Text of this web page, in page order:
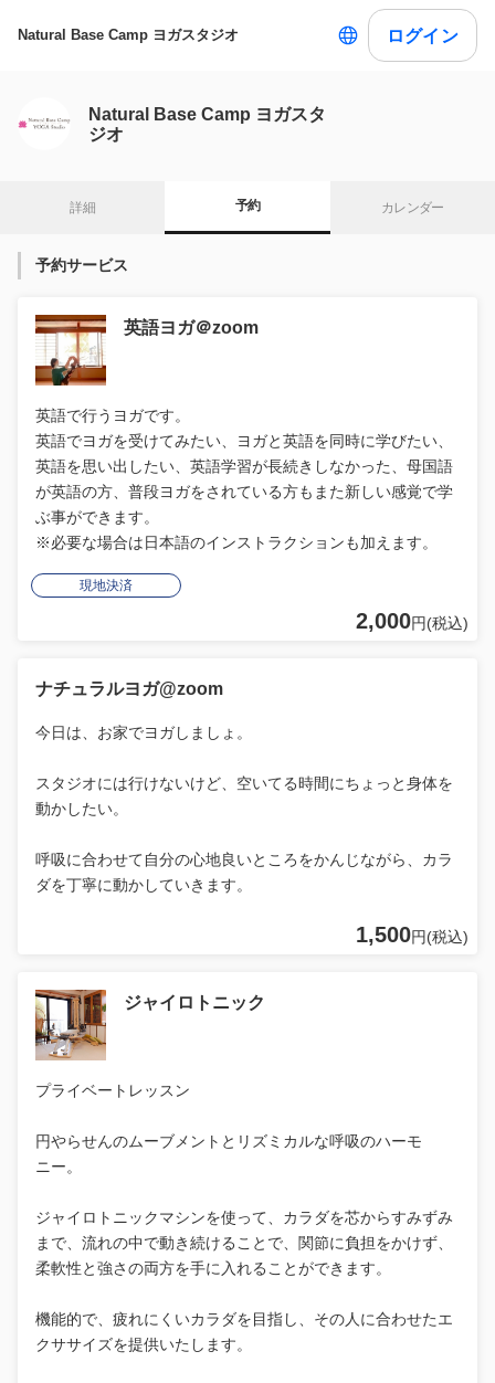
Natural Base Camp ヨガスタジオ ログイン
Natural Base Camp ヨガスタ
ジオ
詳細 予約 カレンダー
予約サービス
英語ヨガ＠zoom
英語で行うヨガです。
英語でヨガを受けてみたい、ヨガと英語を同時に学びたい、
英語を思い出したい、英語学習が長続きしなかった、母国語
が英語の方、普段ヨガをされている方もまた新しい感覚で学
ぶ事ができます。
※必要な場合は日本語のインストラクションも加えます。
現地決済
2,000円(税込)
ナチュラルヨガ@zoom
今日は、お家でヨガしましょ。
スタジオには行けないけど、空いてる時間にちょっと身体を
動かしたい。
呼吸に合わせて自分の心地良いところをかんじながら、カラ
ダを丁寧に動かしていきます。
1,500円(税込)
ジャイロトニック
プライベートレッスン
円やらせんのムーブメントとリズミカルな呼吸のハーモ
ニー。
ジャイロトニックマシンを使って、カラダを芯からすみずみ
まで、流れの中で動き続けることで、関節に負担をかけず、
柔軟性と強さの両方を手に入れることができます。
機能的で、疲れにくいカラダを目指し、その人に合わせたエ
クササイズを提供いたします。